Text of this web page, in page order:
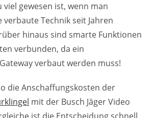
viel gewesen ist, wenn man
verbaute Technik seit Jahren
hinaus sind smarte Funktionen
verbunden, da ein
verbaut werden muss!
die Anschaffungskosten der
mit der Busch Jäger Video